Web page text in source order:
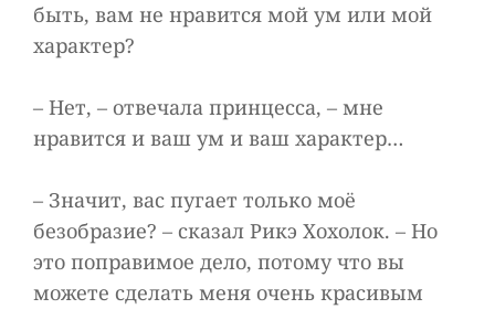
быть, вам не нравится мой ум или мой
характер?
– Нет, – отвечала принцесса, – мне
нравится и ваш ум и ваш характер…
– Значит, вас пугает только моё
безобразие? – сказал Рикэ Хохолок. – Но
это поправимое дело, потому что вы
можете сделать меня очень красивым